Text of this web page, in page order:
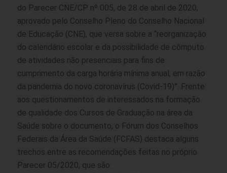
do Parecer CNE/CP nº 005, de 28 de abril de 2020,
aprovado pelo Conselho Pleno do Conselho Nacional
de Educação (CNE), que versa sobre a “reorganização
do calendário escolar e da possibilidade de cômputo
de atividades não presenciais para fins de
cumprimento da carga horária mínima anual, em razão
da pandemia do novo coronavírus (Covid-19)”. Frente
aos questionamentos de interessados na formação
de qualidade dos Cursos de Graduação na área da
Saúde sobre o documento, o Fórum dos Conselhos
Federais da Área da Saúde (FCFAS) destaca alguns
trechos entre as recomendações feitas no próprio
Parecer 05/2020, que são: